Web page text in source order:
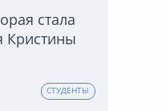
стала
Кристины
СТУДЕНТЫ